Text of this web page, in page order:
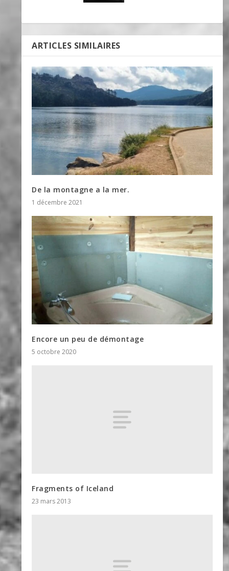
ARTICLES SIMILAIRES
De la montagne a la mer.
1 décembre 2021
Encore un peu de démontage
5 octobre 2020
Fragments of Iceland
23 mars 2013